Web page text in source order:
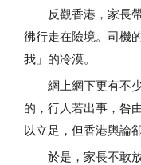
反觀香港，家長帶
彿行走在險境。司機
我」的冷漠。
網上網下更有不少
的，行人若出事，咎
以立足，但香港輿論
於是，家長不敢放